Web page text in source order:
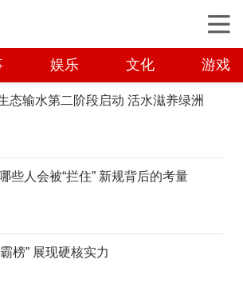
娱乐 文化 游戏
态输水第二阶段启动 活水滋养绿洲
些人会被“拦住” 新规背后的考量
榜” 展现硬核实力